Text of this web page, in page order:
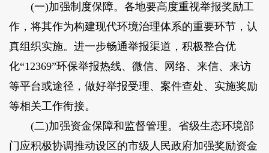
(一)加强制度保障。各地要高度重视举报奖励工
作，将其作为构建现代环境治理体系的重要环节，认
真组织实施。进一步畅通举报渠道，积极整合优
化“12369”环保举报热线、微信、网络、来信、来访
等平台或途径，做好举报受理、案件查处、实施奖励
等相关工作衔接。
(二)加强资金保障和监督管理。省级生态环境部
门应积极协调推动设区的市级人民政府加强奖励资金